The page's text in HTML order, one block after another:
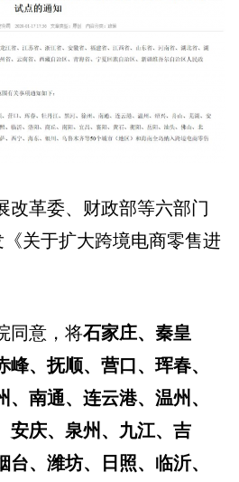
改革委、财政部等六部门
关于扩大跨境电商零售进
同意，将石家庄、秦皇
、抚顺、营口、珲春、
南通、连云港、温州、
安庆、泉州、九江、吉
、潍坊、日照、临沂、